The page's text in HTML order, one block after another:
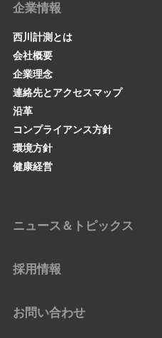
企業情報
西川計測とは
会社概要
企業理念
連絡先とアクセスマップ
沿革
コンプライアンス方針
環境方針
健康経営
ニュース＆トピックス
採用情報
お問い合わせ